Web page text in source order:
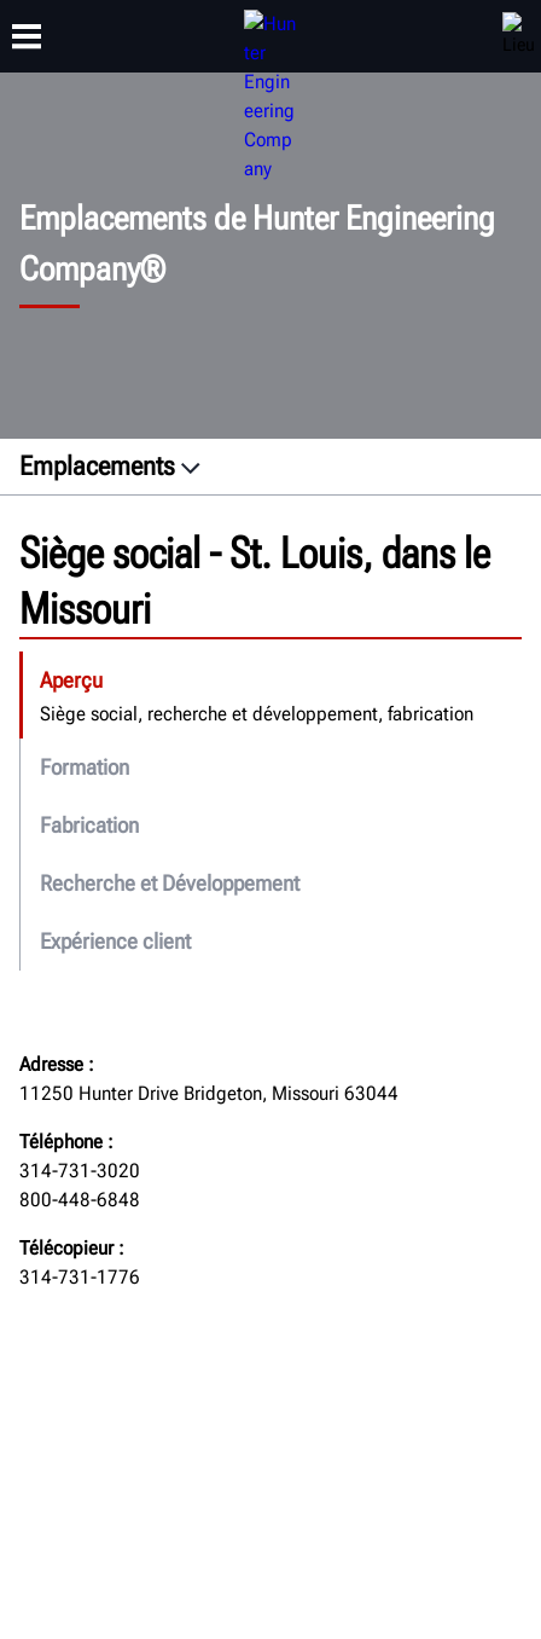
FORMATION
Emplacements de Hunter Engineering
Company®
Emplacements
Fabrication
International
Siège social - St. Louis, dans le
Missouri
Aperçu
Siège social, recherche et développement, fabrication
Formation
Fabrication
Recherche et Développement
Expérience client
Adresse :
11250 Hunter Drive Bridgeton, Missouri 63044
Téléphone :
314-731-3020
800-448-6848
Télécopieur :
314-731-1776